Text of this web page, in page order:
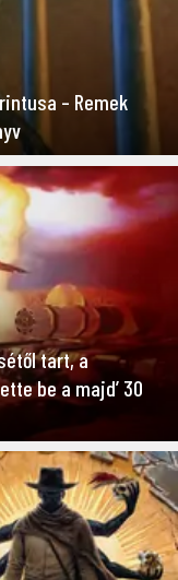
– Remek
tart, a
be a majd’ 30